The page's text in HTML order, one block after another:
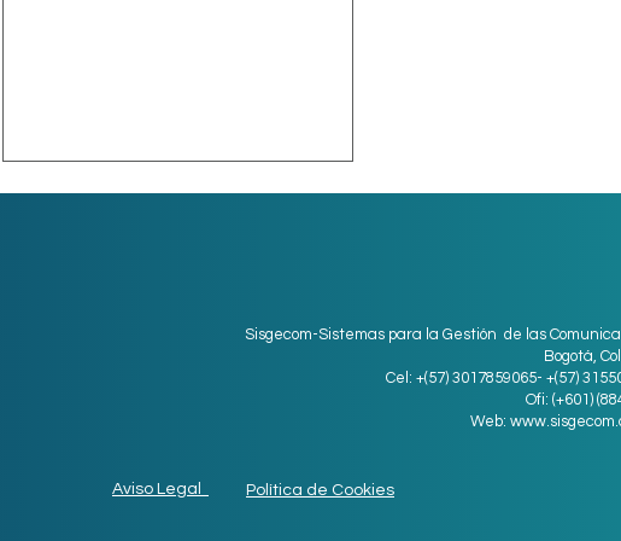
Sisgecom-Sistemas para la Gestión de las
Bogotá,
Cel: +(57) 3017859065- +(57)
Ofi: (+601)
Web:
Aviso Legal Política de Cookies